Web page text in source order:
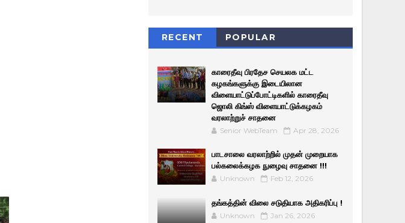
RECENT POPULAR
காரைதீவு பிரதேச செயலக மட்ட
கழகங்களுக்கு இடையிலான
விளையாட்டுப்போட்டிகளில் காரைதீவு
ஜொலி கிங்ஸ் விளையாட்டுக்கழகம்
வரலாற்றுச் சாதனை
Senior WebTeam Apr 28, 2026
பாடசாலை வரலாற்றில் முதன் முறையாக
பல்கலைக்கழக நுழைவு சாதனை !!!
Unknown Feb 12, 2026
தங்கத்தின் விலை சடுதியாக அதிகரிப்பு !
Unknown Jan 26, 2026